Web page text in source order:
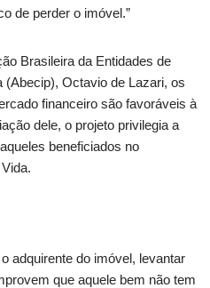
de perder o imóvel.”
Brasileira da Entidades de
(Abecip), Octavio de Lazari, os
financeiro são favoráveis à
dele, o projeto privilegia a
beneficiados no
adquirente do imóvel, levantar
que aquele bem não tem